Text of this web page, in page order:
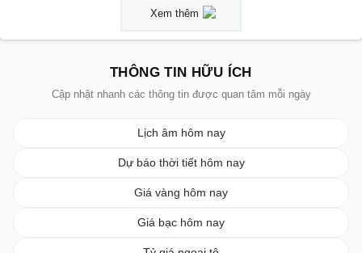
Xem thêm
THÔNG TIN HỮU ÍCH
Cập nhật nhanh các thông tin được quan tâm mỗi ngày
Lịch âm hôm nay
Dự báo thời tiết hôm nay
Giá vàng hôm nay
Giá bạc hôm nay